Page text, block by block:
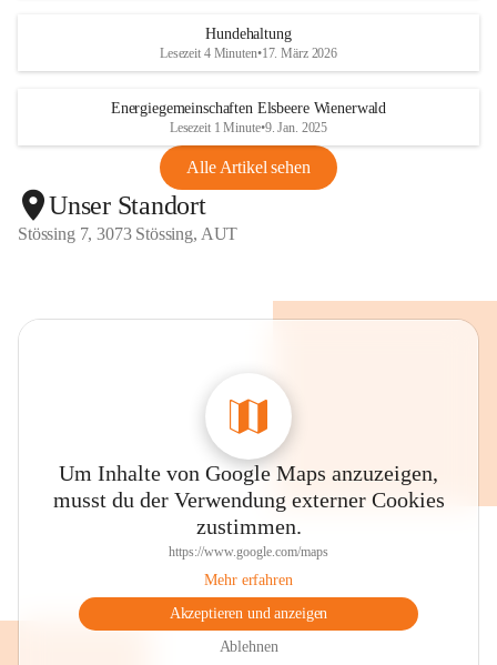
Hundehaltung
Lesezeit 4 Minuten•17. März 2026
Energiegemeinschaften Elsbeere Wienerwald
Lesezeit 1 Minute•9. Jan. 2025
Alle Artikel sehen
Unser Standort
Stössing 7, 3073 Stössing, AUT
Um Inhalte von Google Maps anzuzeigen,
musst du der Verwendung externer Cookies
zustimmen.
https://www.google.com/maps
Mehr erfahren
Akzeptieren und anzeigen
Ablehnen